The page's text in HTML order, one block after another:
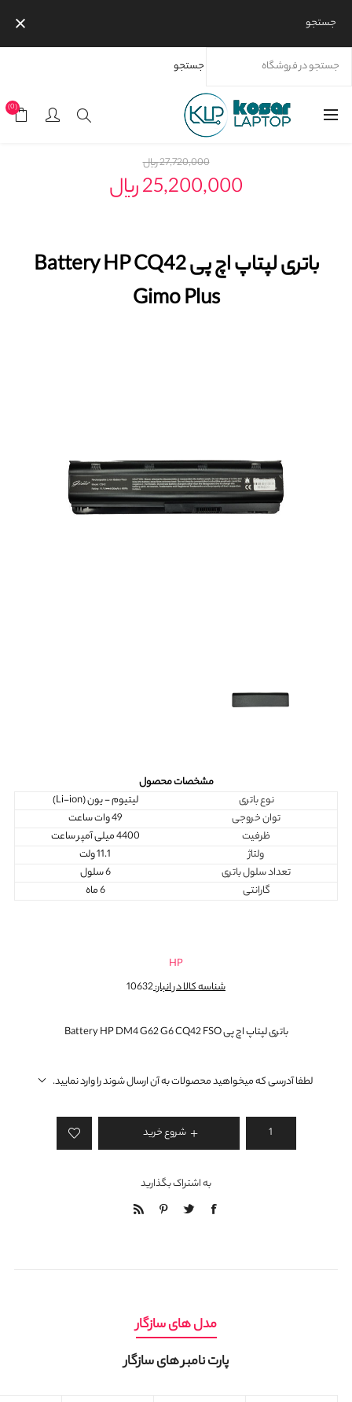
جستجو
جستجو
(0)
باتری لپتاپ اچ پی Battery HP CQ42 Gimo Plus
باتری لپتاپ اچ پی Battery HP CQ42
Gimo Plus
مشخصات محصول
نوع باتری
لیتیوم - یون (Li-ion)
توان خروجی
49 وات ساعت
ظرفیت
4400 میلی آمپر ساعت
ولتاژ
11.1 ولت
تعداد سلول باتری
6 سلول
گارانتی
6 ماه
27,720,000 ریال
25,200,000 ریال
HP
شناسه کالا در انبار:10632
باتری لپتاپ اچ پی Battery HP DM4 G62 G6 CQ42 FSO
لطفا آدرسی که میخواهید محصولات به آن ارسال شوند را وارد نمایید.
شروع خرید
به اشتراک بگذارید
مدل های سازگار
پارت نامبر های سازگار